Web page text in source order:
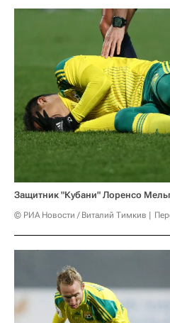
Защитник "Кубани" Лоренсо
© РИА Новости / Виталий Тимкив